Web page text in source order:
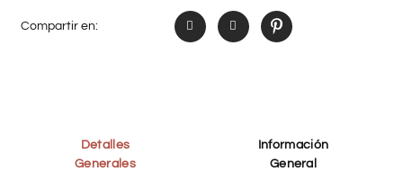
Compartir en:
Detalles
Generales
Información
General